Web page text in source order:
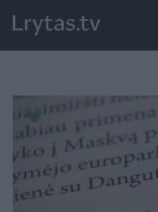
Paremkite Ukrainą